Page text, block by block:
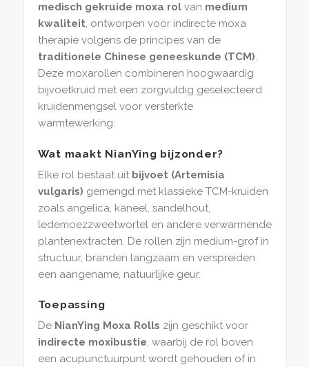
medisch gekruide moxa rolvan medium
kwaliteit, ontworpen voor indirecte moxa
therapie volgens de principes van de
traditionele Chinese geneeskunde (TCM).
Deze moxarollen combineren hoogwaardig
bijvoetkruid met een zorgvuldig geselecteerd
kruidenmengsel voor versterkte
warmtewerking.
Wat maakt NianYing bijzonder?
Elke rol bestaat uit bijvoet (Artemisia
vulgaris) gemengd met klassieke TCM-kruiden
zoals angelica, kaneel, sandelhout,
ledemoezzweetwortel en andere verwarmende
plantenextracten. De rollen zijn medium-grof in
structuur, branden langzaam en verspreiden
een aangename, natuurlijke geur.
Toepassing
De NianYing Moxa Rolls zijn geschikt voor
indirecte moxibustie, waarbij de rol boven
een acupunctuurpunt wordt gehouden of in